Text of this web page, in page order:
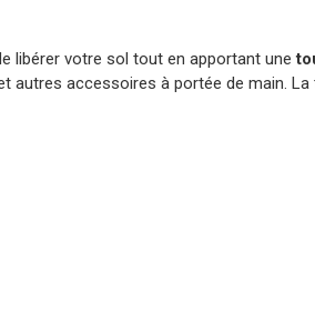
libérer votre sol tout en apportant une
accessoires à portée de main.